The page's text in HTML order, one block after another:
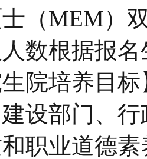
（MEM）
人数根据报
院培养目
设部门、
职业道德